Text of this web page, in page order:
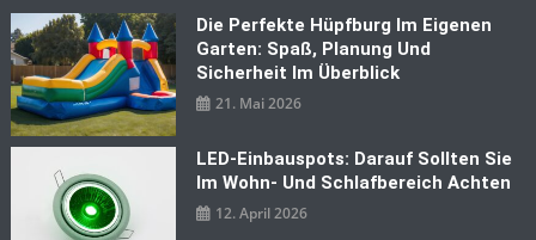
Die Perfekte Hüpfburg Im Eigenen
Garten: Spaß, Planung Und
Sicherheit Im Überblick
21. Mai 2026
LED‑Einbauspots: Darauf Sollten Sie
Im Wohn- Und Schlafbereich Achten
12. April 2026